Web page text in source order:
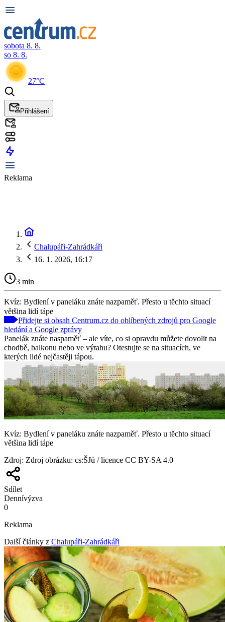
sobota 8. 8.
so 8. 8.
27°C
Přihlášení
Reklama
Chalupáři-Zahrádkáři
16. 1. 2026, 16:17
3 min
Kvíz: Bydlení v paneláku znáte nazpaměť. Přesto u těchto situací
většina lidí tápe
Přidejte si obsah Centrum.cz do oblíbených zdrojů pro Google
hledání a Google zprávy
Panelák znáte naspaměť – ale víte, co si opravdu můžete dovolit na
chodbě, balkonu nebo ve výtahu? Otestujte se na situacích, ve
kterých lidé nejčastěji tápou.
Kvíz: Bydlení v paneláku znáte nazpaměť. Přesto u těchto situací
většina lidí tápe
Zdroj: Zdroj obrázku: cs:ŠJů / licence CC BY-SA 4.0
Sdílet
Dennívýzva
0
Reklama
Další články z Chalupáři-Zahrádkáři